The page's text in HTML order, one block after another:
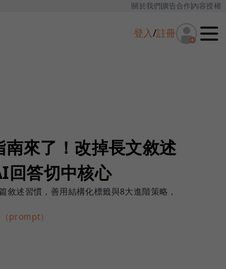
關於我們廣告合作內容授權
登入/註冊
來了！改掉長文敘述
回答切中核心
述習慣，善用結構化標籤與8大進階策略，
prompt）